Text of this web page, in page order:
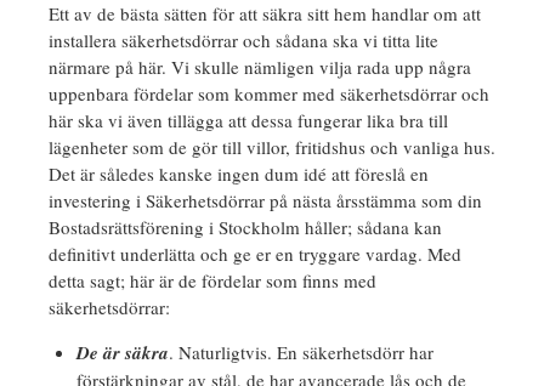
Ett av de bästa sätten för att säkra sitt hem handlar om att
installera säkerhetsdörrar och sådana ska vi titta lite
närmare på här. Vi skulle nämligen vilja rada upp några
uppenbara fördelar som kommer med säkerhetsdörrar och
här ska vi även tillägga att dessa fungerar lika bra till
lägenheter som de gör till villor, fritidshus och vanliga hus.
Det är således kanske ingen dum idé att föreslå en
investering i Säkerhetsdörrar på nästa årsstämma som din
Bostadsrättsförening i Stockholm håller; sådana kan
definitivt underlätta och ge er en tryggare vardag. Med
detta sagt; här är de fördelar som finns med
säkerhetsdörrar:
De är säkra. Naturligtvis. En säkerhetsdörr har
förstärkningar av stål, de har avancerade lås och de